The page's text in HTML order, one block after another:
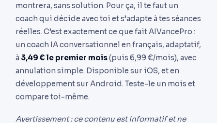
montrera, sans solution. Pour ça, il te faut un
coach qui décide avec toi et s’adapte à tes séances
réelles. C’est exactement ce que fait AIVancePro :
un coach IA conversationnel en français, adaptatif,
à 3,49 € le premier mois(puis 6,99 €/mois), avec
annulation simple. Disponible sur iOS, et en
développement sur Android. Teste-le un mois et
compare toi-même.
Avertissement : ce contenu est informatif et ne